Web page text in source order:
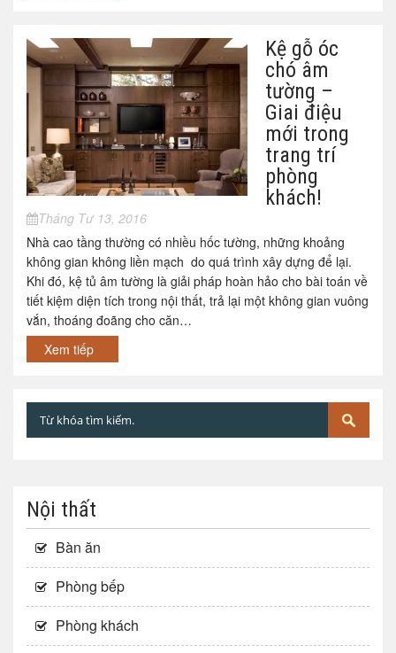
Kệ gỗ óc
chó âm
tường –
Giai điệu
mới trong
trang trí
phòng
khách!
Tháng Tư 13, 2016
Nhà cao tầng thường có nhiều hốc tường, những khoảng
không gian không liền mạch do quá trình xây dựng để lại.
Khi đó, kệ tủ âm tường là giải pháp hoàn hảo cho bài toán về
tiết kiệm diện tích trong nội thất, trả lại một không gian vuông
vắn, thoáng đoãng cho căn…
Xem tiếp
Nội thất
Bàn ăn
Phòng bếp
Phòng khách